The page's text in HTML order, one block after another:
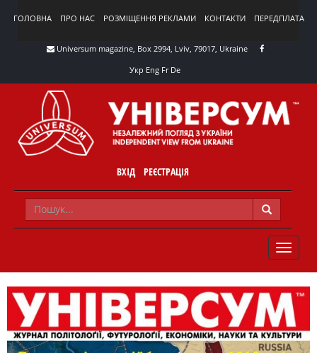
ГОЛОВНА ПРО НАС РОЗМІЩЕННЯ РЕКЛАМИ КОНТАКТИ ПЕРЕДПЛАТА
Universum magazine, Box 2994, Lviv, 79017, Ukraine
Укр Eng Fr De
ВХІД РЕЄСТРАЦІЯ
TOGGLE